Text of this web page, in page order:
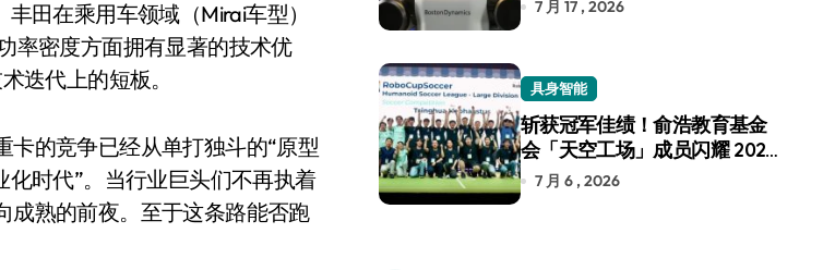
田在乘用车领域（Mirai车型）
率密度方面拥有显著的技术优
迭代上的短板。
的竞争已经从单打独斗的“原型
时代”。当行业巨头们不再执着
成熟的前夜。至于这条路能否跑
7 月 17 , 2026
具身智能
斩获冠军佳绩！俞浩教育基金
会「天空工场」成员闪耀 2026
RoboCup 机器人世界杯
7 月 6 , 2026